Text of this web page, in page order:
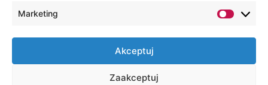
Marketing
Akceptuj
Zaakceptuj